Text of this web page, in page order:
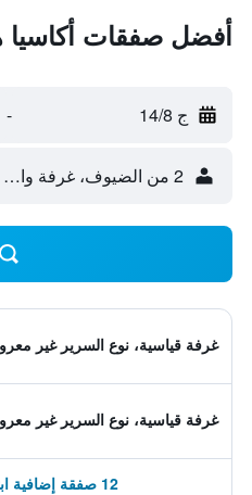
أفضل صفقات أكاسيا
ج 14/8 -
2 من الضيوف، غرفة واحدة
غرفة قياسية، نوع السرير غير
غرفة قياسية، نوع السرير غير
12 صفقة إضافية ابتداءً من 500 ﷼